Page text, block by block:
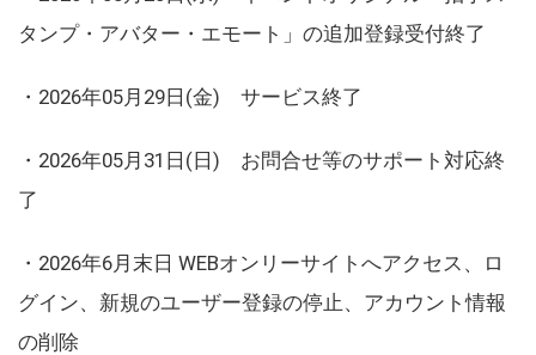
タンプ・アバター・エモート」の追加登録受付終了
・2026年05月29日(金) サービス終了
・2026年05月31日(日) お問合せ等のサポート対応終
了
・2026年6月末日 WEBオンリーサイトへアクセス、ロ
グイン、新規のユーザー登録の停止、アカウント情報
の削除